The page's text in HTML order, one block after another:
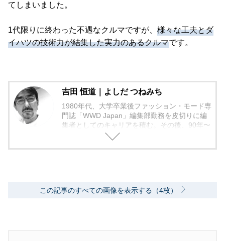
てしまいました。
1代限りに終わった不遇なクルマですが、 様々な工夫とダ
イハツの技術力が結集した実力のあるクルマです。
吉田 恒道｜よしだ つねみち
1980年代、大学卒業後ファッション・モード専
門誌「WWD Japan」編集部勤務を皮切りに編
集者としてのキャリアを積む。その後、90年〜
2000年代、中堅出版社ダイヤモンド社の自動車
この記事のすべての画像を表示する（4枚）